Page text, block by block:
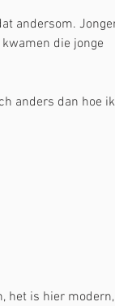
andersom.
die jonge
anders dan hoe
het is hier